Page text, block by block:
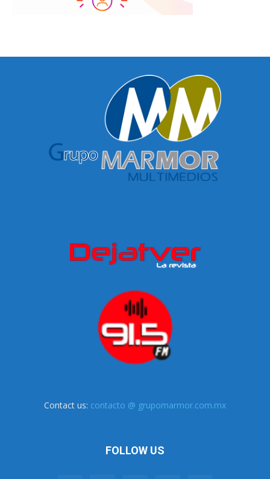
Contact us: contacto @ grupomarmor.com.mx
FOLLOW US